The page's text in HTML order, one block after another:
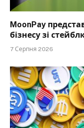
MoonPay
бізнесу зі
7 Серпня 2026